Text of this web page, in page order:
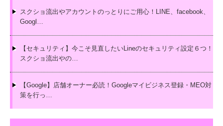
スクショ流出やアカウントのっとりにご用心！LINE、facebook、
Googl…
【セキュリティ】今こそ見直したいLineのセキュリティ設定６つ！
スクショ流出やの…
【Google】店舗オーナー必読！Googleマイビジネス登録・MEO対
策を行っ…